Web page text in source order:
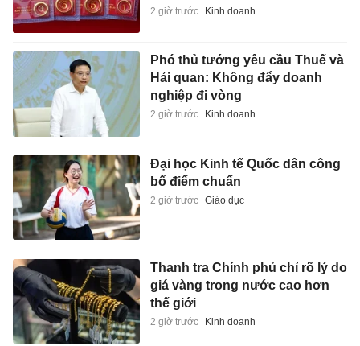
2 giờ trước Kinh doanh
Phó thủ tướng yêu cầu Thuế và
Hải quan: Không đẩy doanh
nghiệp đi vòng
2 giờ trước Kinh doanh
Đại học Kinh tế Quốc dân công
bố điểm chuẩn
2 giờ trước Giáo dục
Thanh tra Chính phủ chỉ rõ lý do
giá vàng trong nước cao hơn
thế giới
2 giờ trước Kinh doanh